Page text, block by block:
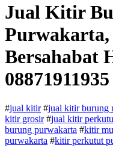
Jual Kitir
Bersahabat
08871911935
#jual kitir#jual kitir burung
kitir grosir#jual kitir
burung purwakarta #kitir
purwakarta #kitir perkutut